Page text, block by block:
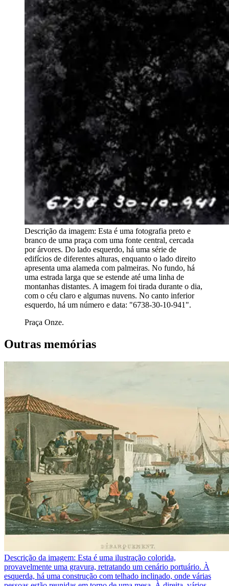
Descrição da imagem: Esta é uma fotografia preto e
branco de uma praça com uma fonte central, cercada
por árvores. Do lado esquerdo, há uma série de
edifícios de diferentes alturas, enquanto o lado direito
apresenta uma alameda com palmeiras. No fundo, há
uma estrada larga que se estende até uma linha de
montanhas distantes. A imagem foi tirada durante o dia,
com o céu claro e algumas nuvens. No canto inferior
esquerdo, há um número e data: "6738-30-10-941".
Praça Onze.
Outras memórias
Descrição da imagem: Esta é uma ilustração colorida,
provavelmente uma gravura, retratando um cenário portuário. À
esquerda, há uma construção com telhado inclinado, onde várias